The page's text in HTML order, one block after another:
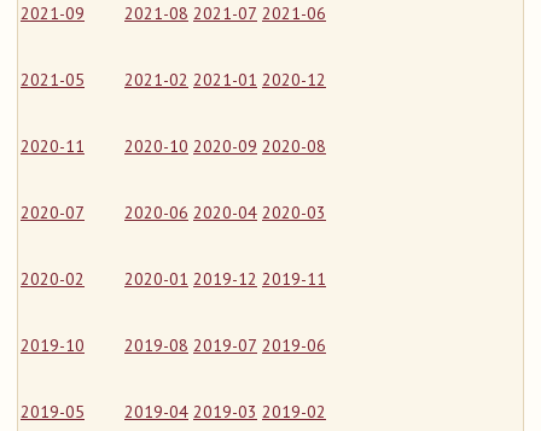
2021-09 2021-08 2021-07 2021-06
2021-05 2021-02 2021-01 2020-12
2020-11 2020-10 2020-09 2020-08
2020-07 2020-06 2020-04 2020-03
2020-02 2020-01 2019-12 2019-11
2019-10 2019-08 2019-07 2019-06
2019-05 2019-04 2019-03 2019-02